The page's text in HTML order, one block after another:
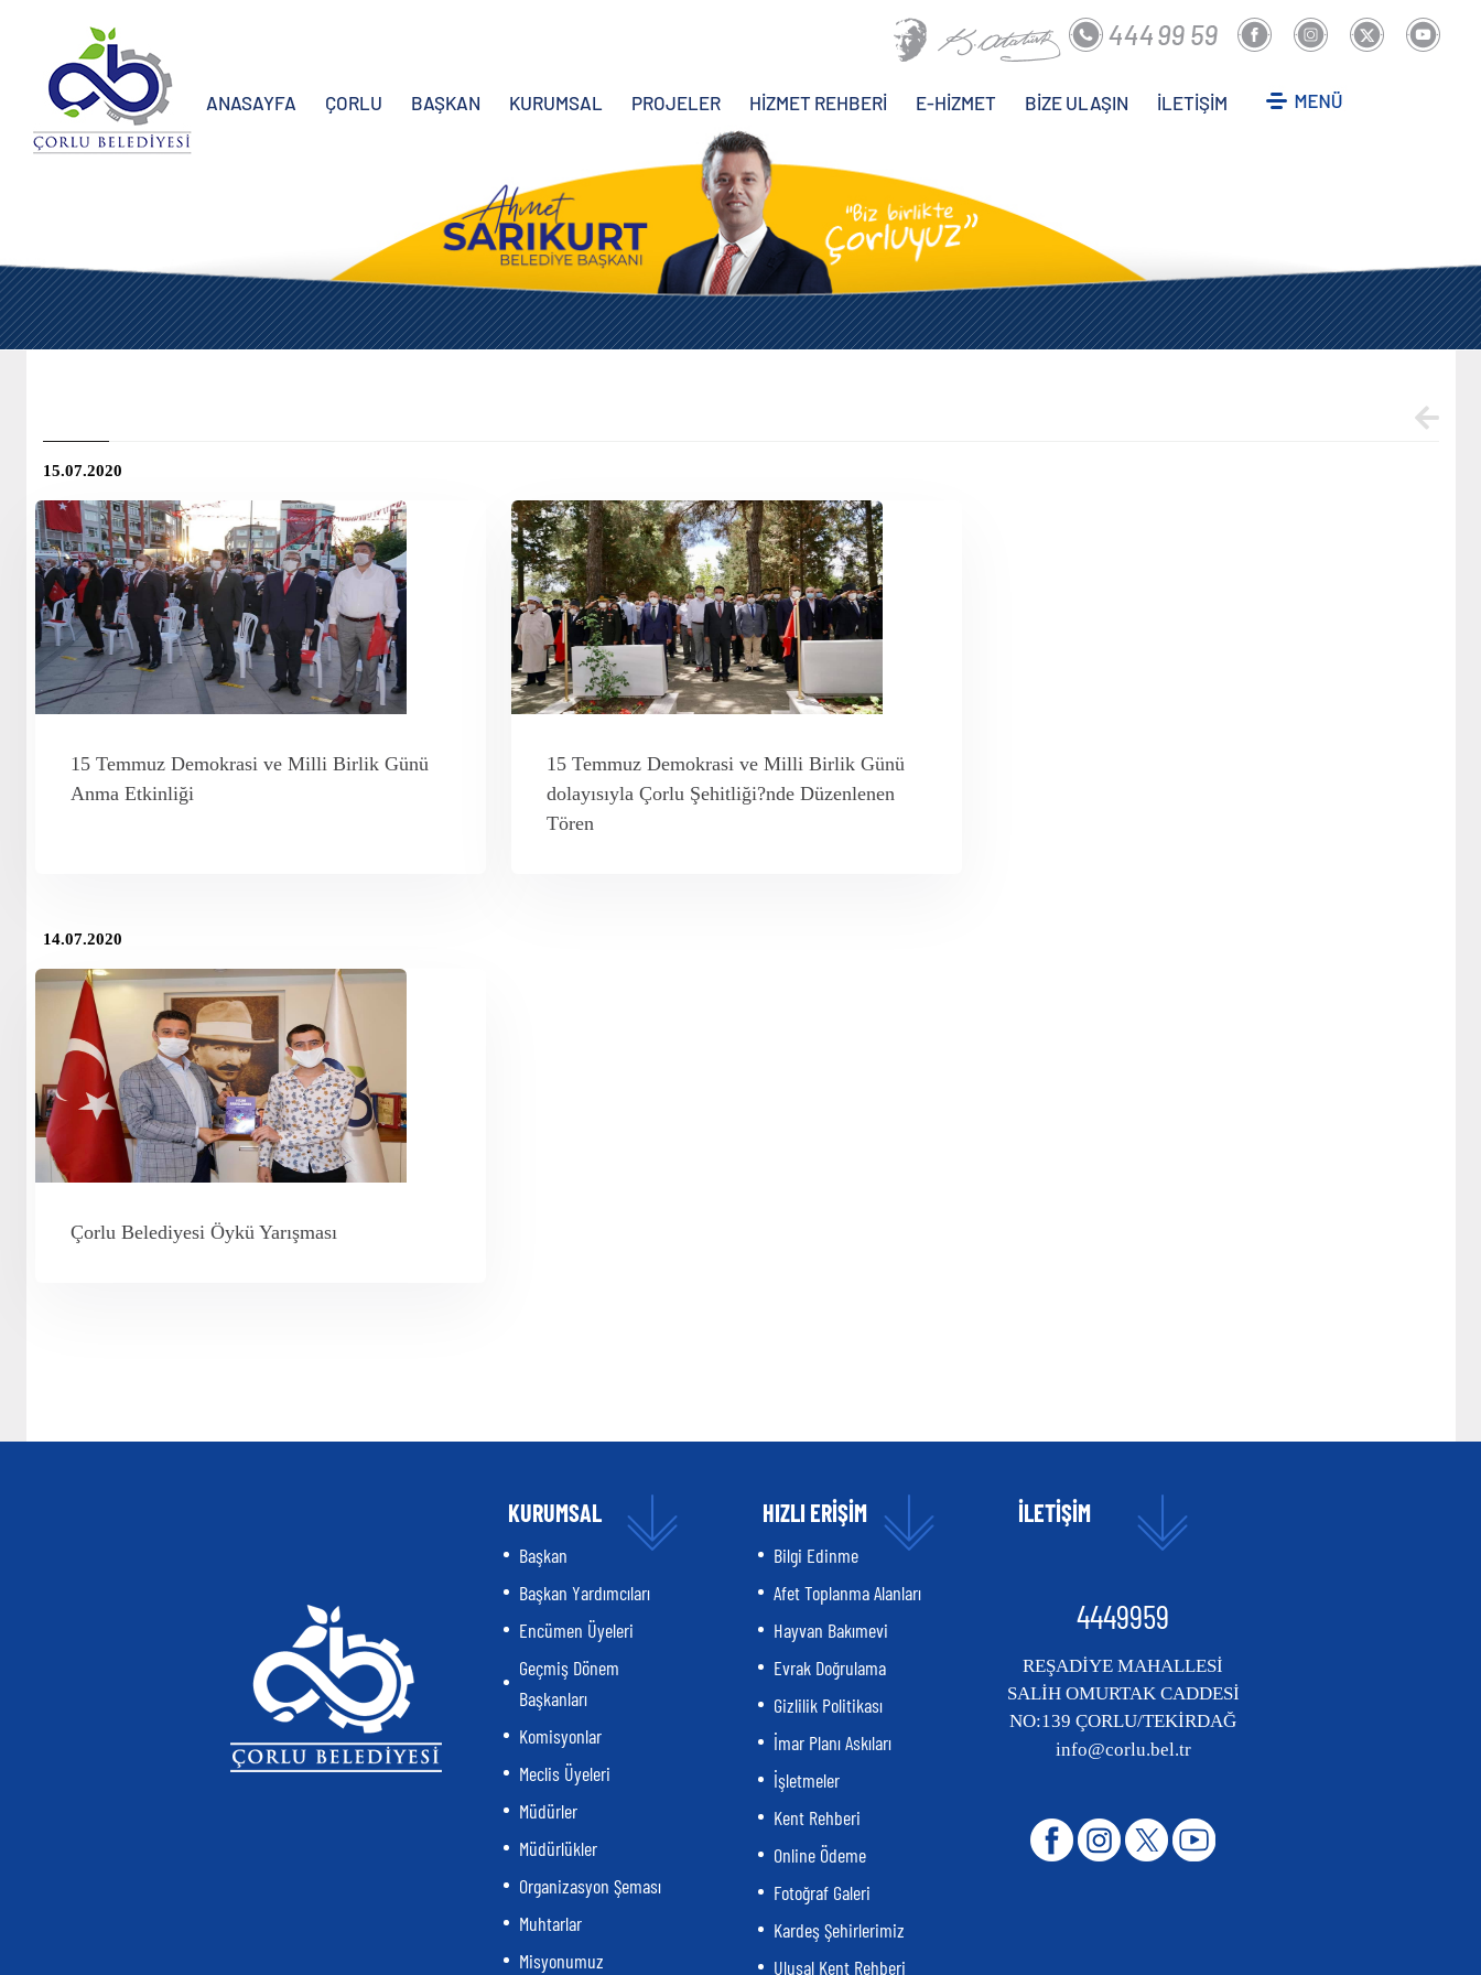
ANASAYFA ÇORLU BAŞKAN KURUMSAL PROJELER HİZMET REHBERİ E-HİZMET BİZE ULAŞIN İLETİŞİM
15.07.2020
15 Temmuz Demokrasi ve Milli Birlik Günü
Anma Etkinliği
15 Temmuz Demokrasi ve Milli Birlik Günü
dolayısıyla Çorlu Şehitliği?nde Düzenlenen
Tören
14.07.2020
Çorlu Belediyesi Öykü Yarışması
KURUMSAL
Başkan
Başkan Yardımcıları
Encümen Üyeleri
Geçmiş Dönem
Başkanları
Komisyonlar
Meclis Üyeleri
Müdürler
Müdürlükler
Organizasyon Şeması
Muhtarlar
Misyonumuz
HIZLI ERİŞİM
Bilgi Edinme
Afet Toplanma Alanları
Hayvan Bakımevi
Evrak Doğrulama
Gizlilik Politikası
İmar Planı Askıları
İşletmeler
Kent Rehberi
Online Ödeme
Fotoğraf Galeri
Kardeş Şehirlerimiz
Ulusal Kent Rehberi
İLETİŞİM
4449959
REŞADİYE MAHALLESİ
SALİH OMURTAK CADDESİ
NO:139 ÇORLU/TEKİRDAĞ
info@corlu.bel.tr